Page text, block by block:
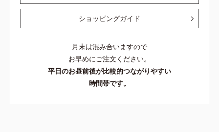
ショッピングガイド
月末は混み合いますので
お早めにご注文ください。
平日のお昼前後が比較的つながりやすい
時間帯です。